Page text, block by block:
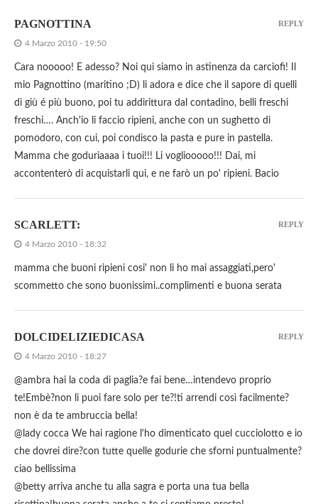
PAGNOTTINA
4 Marzo 2010 - 19:50
Cara nooooo! E adesso? Noi qui siamo in astinenza da carciofi! Il
mio Pagnottino (maritino ;D) li adora e dice che il sapore di quelli
di giù é più buono, poi tu addirittura dal contadino, belli freschi
freschi…. Anch'io li faccio ripieni, anche con un sughetto di
pomodoro, con cui, poi condisco la pasta e pure in pastella.
Mamma che goduriaaaa i tuoi!!! Li vogliooooo!!! Dai, mi
accontenterò di acquistarli qui, e ne farò un po' ripieni. Bacio
REPLY
SCARLETT:
4 Marzo 2010 - 18:32
mamma che buoni ripieni cosi' non li ho mai assaggiati,pero'
scommetto che sono buonissimi..complimenti e buona serata
REPLY
DOLCIDELIZIEDICASA
4 Marzo 2010 - 18:27
@ambra hai la coda di paglia?e fai bene…intendevo proprio
te!Embè?non li puoi fare solo per te?!ti arrendi così facilmente?
non è da te ambruccia bella!
@lady cocca We hai ragione l'ho dimenticato quel cucciolotto e io
che dovrei dire?con tutte quelle godurie che sforni puntualmente?
ciao bellissima
@betty arriva anche tu alla sagra e porta una tua bella
REPLY